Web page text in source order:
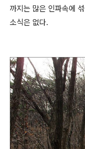
까지는 많은 인파속에
소식은 없다.